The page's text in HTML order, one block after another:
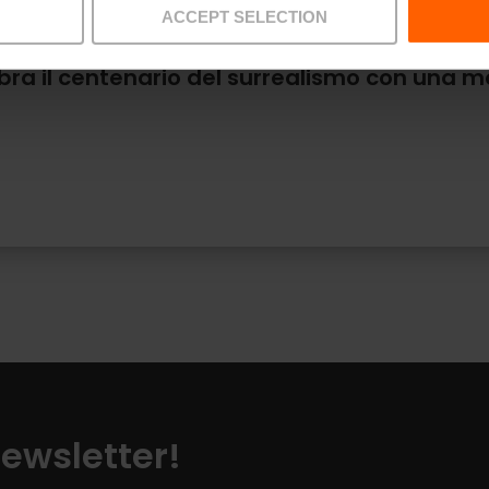
ACCEPT SELECTION
il centenario del surrealismo con una